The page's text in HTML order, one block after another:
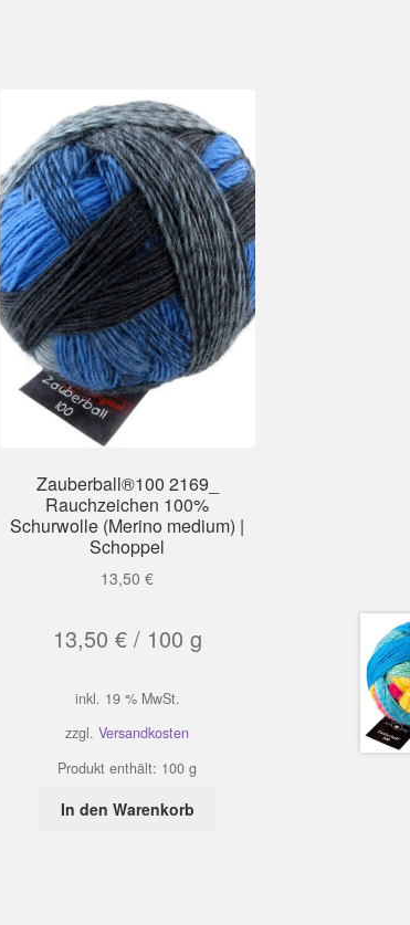
Zauberball®100 2169_
Rauchzeichen 100%
Schurwolle (Merino medium) |
Schoppel
13,50€
13,50 €/ 100 g
inkl. 19 % MwSt.
zzgl.Versandkosten
Produkt enthält: 100g
In den Warenkorb